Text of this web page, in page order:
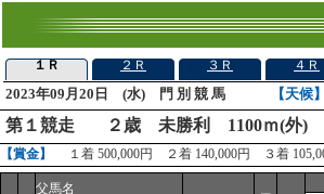
１Ｒ ２Ｒ ３Ｒ ４Ｒ
2023年09月20日 (水) 門 別 競 馬 【天候】
第１競走 ２歳 未勝利 1100ｍ(
【賞金】 １着 500,000円 ２着 140,000円 ３着
父馬名